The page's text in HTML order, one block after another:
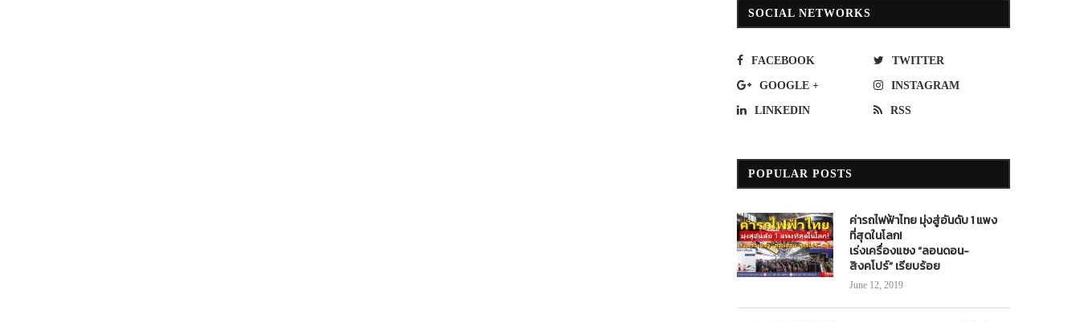
SOCIAL NETWORKS
FACEBOOK TWITTER
GOOGLE + INSTAGRAM
LINKEDIN RSS
POPULAR POSTS
ค่ารถไฟฟ้าไทย มุ่งสู่อันดับ 1 แพง
ที่สุดในโลก!
เร่งเครื่องแซง “ลอนดอน-
สิงคโปร์” เรียบร้อย
June 12, 2019